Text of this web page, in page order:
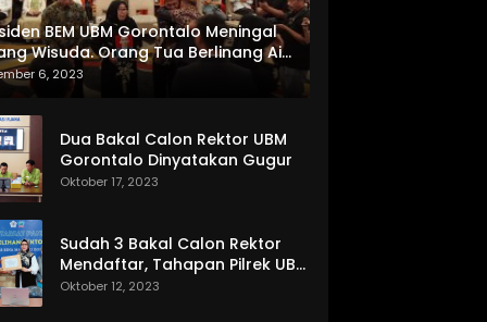
BEM UBM Gorontalo Meningal
Wisuda. Orang Tua Berlinang Air
Menerima SKL dan Pemasangan
6, 2023
Dua Bakal Calon Rektor UBM
Gorontalo Dinyatakan Gugur
Oktober 17, 2023
Sudah 3 Bakal Calon Rektor
Mendaftar, Tahapan Pilrek UBM
Gorontalo Makin Seru
Oktober 12, 2023